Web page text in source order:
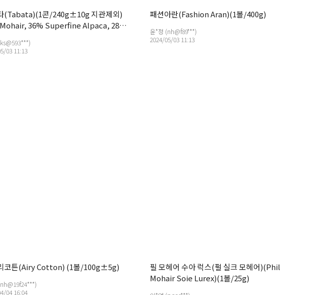
(Tabata)(1콘/240g±10g 지관제외)
36% Superfine Alpaca, 28%
03 11:13
패션아란(Fashion Aran)(1볼/400g)
윤*정 (nh@f89***)
2024/05/03 11:13
코튼(Airy Cotton) (1볼/100g±5g)
04 16:04
필 모헤어 수아 럭스(펄 실크 모헤어)(Phil
Mohair Soie Lurex)(1볼/25g)